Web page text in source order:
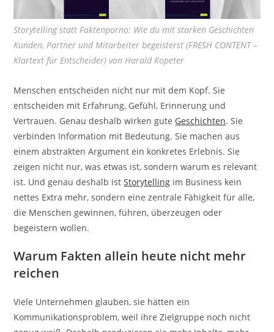
Storytelling statt Faktenporno: Wie du mit starken Geschichten
Kunden, Partner und Mitarbeiter begeisterst (FRESH CONTENT –
Klartext für Entscheider) von Harald Kopeter
Menschen entscheiden nicht nur mit dem Kopf. Sie
entscheiden mit Erfahrung, Gefühl, Erinnerung und
Vertrauen. Genau deshalb wirken gute Geschichten. Sie
verbinden Information mit Bedeutung. Sie machen aus
einem abstrakten Argument ein konkretes Erlebnis. Sie
zeigen nicht nur, was etwas ist, sondern warum es relevant
ist. Und genau deshalb istStorytelling im Business kein
nettes Extra mehr, sondern eine zentrale Fähigkeit für alle,
die Menschen gewinnen, führen, überzeugen oder
begeistern wollen.
Warum Fakten allein heute nicht mehr
reichen
Viele Unternehmen glauben, sie hätten ein
Kommunikationsproblem, weil ihre Zielgruppe noch nicht